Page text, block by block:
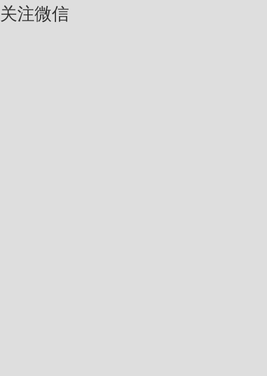
关注微信